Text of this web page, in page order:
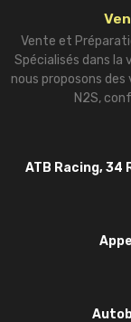
Vente et
Spécialisés dans la
nous proposons
N2S,
ATB Racing, 34